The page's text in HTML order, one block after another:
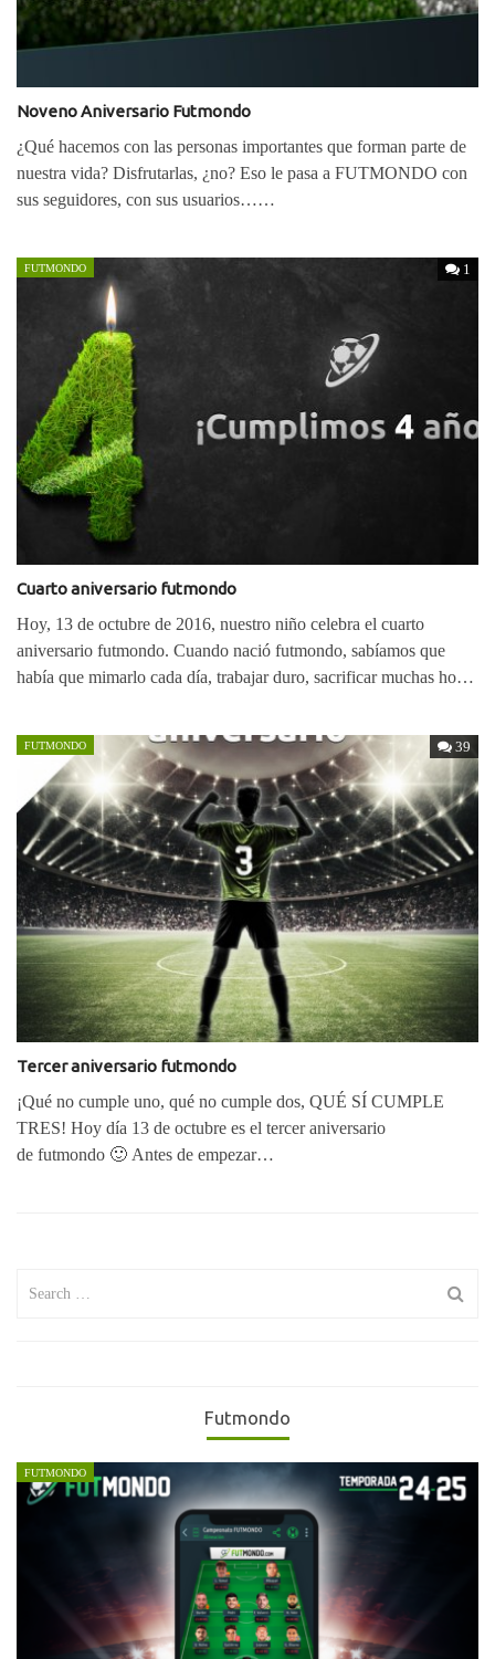
Noveno Aniversario Futmondo
¿Qué hacemos con las personas importantes que forman parte de
nuestra vida? Disfrutarlas, ¿no? Eso le pasa a FUTMONDO con
sus seguidores, con sus usuarios……
1
FUTMONDO
Cuarto aniversario futmondo
Hoy, 13 de octubre de 2016, nuestro niño celebra el cuarto
aniversario futmondo. Cuando nació futmondo, sabíamos que
había que mimarlo cada día, trabajar duro, sacrificar muchas horas
39
FUTMONDO
Tercer aniversario futmondo
¡Qué no cumple uno, qué no cumple dos, QUÉ SÍ CUMPLE
TRES! Hoy día 13 de octubre es el tercer aniversario
de futmondo 🙂 Antes de empezar…
Futmondo
FUTMONDO